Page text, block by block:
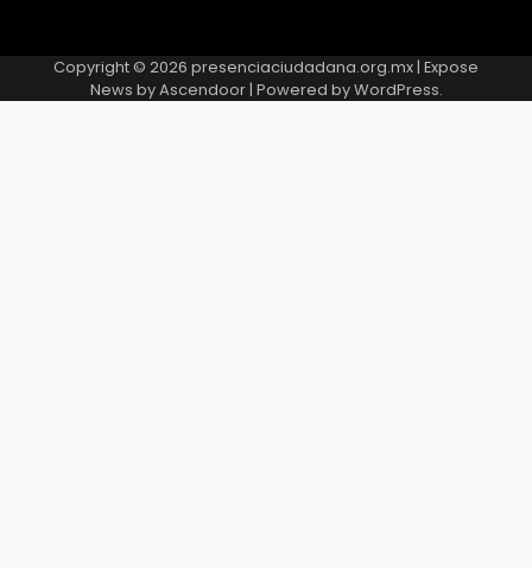
Copyright © 2026 presenciaciudadana.org.mx | Expose
News byAscendoor| Powered byWordPress.